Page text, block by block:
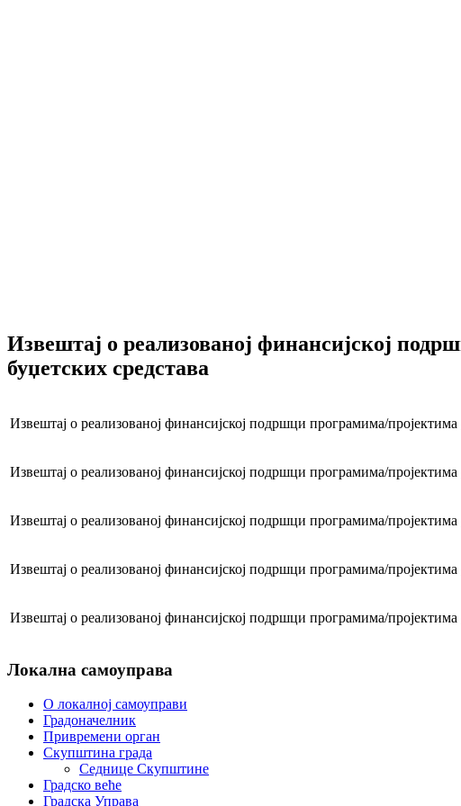
Извештај о реализованој финансијској
буџетских средстава
Извештај о реализованој финансијској подршци програмима/
Извештај о реализованој финансијској подршци програмима/
Извештај о реализованој финансијској подршци програмима/
Извештај о реализованој финансијској подршци програмима/
Извештај о реализованој финансијској подршци програмима/
Локална самоуправа
О локалној самоуправи
Градоначелник
Привремени орган
Скупштина града
Седнице Скупштине
Градско веће
Градска Управа